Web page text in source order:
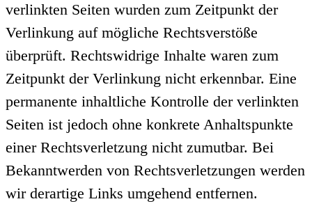
verlinkten Seiten wurden zum Zeitpunkt der
Verlinkung auf mögliche Rechtsverstöße
überprüft. Rechtswidrige Inhalte waren zum
Zeitpunkt der Verlinkung nicht erkennbar. Eine
permanente inhaltliche Kontrolle der verlinkten
Seiten ist jedoch ohne konkrete Anhaltspunkte
einer Rechtsverletzung nicht zumutbar. Bei
Bekanntwerden von Rechtsverletzungen werden
wir derartige Links umgehend entfernen.